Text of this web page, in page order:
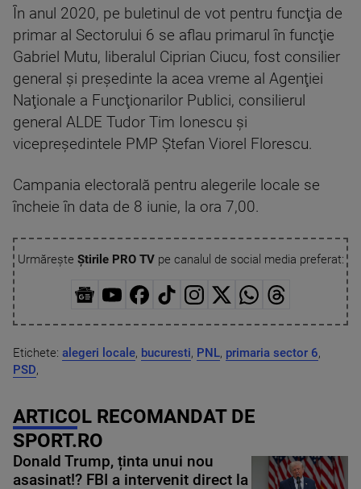
În anul 2020, pe buletinul de vot pentru funcţia de
primar al Sectorului 6 se aflau primarul în funcţie
Gabriel Mutu, liberalul Ciprian Ciucu, fost consilier
general şi preşedinte la acea vreme al Agenţiei
Naţionale a Funcţionarilor Publici, consilierul
general ALDE Tudor Tim Ionescu şi
vicepreşedintele PMP Ştefan Viorel Florescu.
Campania electorală pentru alegerile locale se
încheie în data de 8 iunie, la ora 7,00.
Urmărește Știrile PRO TVpe canalul de social media preferat:
Etichete: alegeri locale, bucuresti, PNL, primaria sector 6,
PSD,
ARTICOL RECOMANDAT DE
SPORT.RO
Donald Trump, ținta unui nou
asasinat!? FBI a intervenit direct la